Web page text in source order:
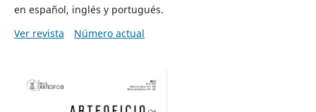
en español, inglés y portugués.
Ver revista
Número actual